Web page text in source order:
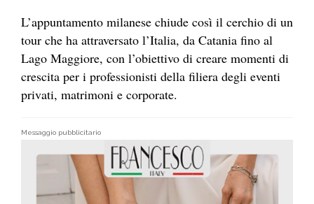
L’appuntamento milanese chiude così il cerchio di un
tour che ha attraversato l’Italia, da Catania fino al
Lago Maggiore, con l’obiettivo di creare momenti di
crescita per i professionisti della filiera degli eventi
privati, matrimoni e corporate.
Messaggio pubblicitario